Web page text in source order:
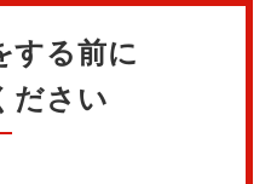
する前に
ださい